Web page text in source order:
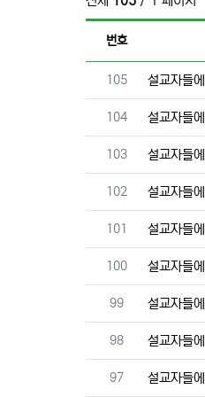
번호
번호
105 설교자들
번호
104 설교자들
번호
103 설교자들
번호
102 설교자들
번호
101 설교자들
번호
100 설교자들
번호
99 설교자들
번호
98 설교자들
번호
97 설교자들